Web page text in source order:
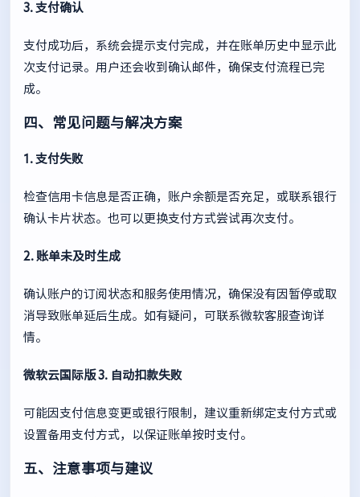
3. 支付确认
支付成功后，系统会提示支付完成，并在账单历史中显示此
次支付记录。用户还会收到确认邮件，确保支付流程已完
成。
四、常见问题与解决方案
1. 支付失败
检查信用卡信息是否正确，账户余额是否充足，或联系银行
确认卡片状态。也可以更换支付方式尝试再次支付。
2. 账单未及时生成
确认账户的订阅状态和服务使用情况，确保没有因暂停或取
消导致账单延后生成。如有疑问，可联系微软客服查询详
情。
微软云国际版3. 自动扣款失败
可能因支付信息变更或银行限制，建议重新绑定支付方式或
设置备用支付方式，以保证账单按时支付。
五、注意事项与建议